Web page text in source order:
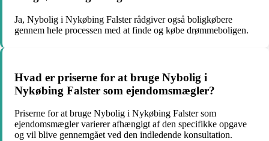
Ja, Nybolig i Nykøbing Falster rådgiver også boligkøbere
gennem hele processen med at finde og købe drømmeboligen.
Hvad er priserne for at bruge Nybolig i
Nykøbing Falster som ejendomsmægler?
Priserne for at bruge Nybolig i Nykøbing Falster som
ejendomsmægler varierer afhængigt af den specifikke opgave
og vil blive gennemgået ved den indledende konsultation.